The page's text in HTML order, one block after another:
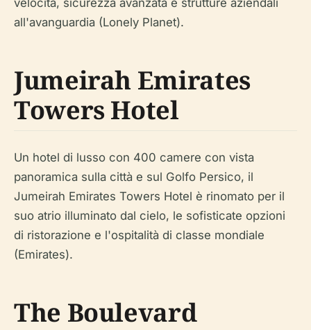
all'avanguardia (Lonely Planet).
Jumeirah Emirates
Towers Hotel
Un hotel di lusso con 400 camere con vista
panoramica sulla città e sul Golfo Persico, il
Jumeirah Emirates Towers Hotel è rinomato per il
suo atrio illuminato dal cielo, le sofisticate opzioni
di ristorazione e l'ospitalità di classe mondiale
(Emirates).
The Boulevard